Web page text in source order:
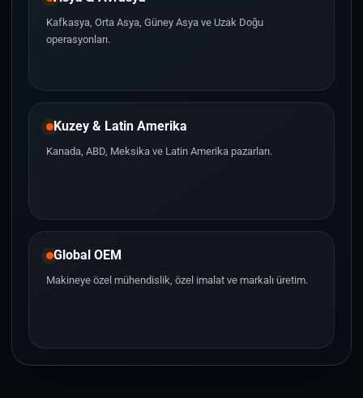
Kafkasya, Orta Asya, Güney Asya ve Uzak Doğu
operasyonları.
Kuzey & Latin Amerika
Kanada, ABD, Meksika ve Latin Amerika pazarları.
Global OEM
Makineye özel mühendislik, özel imalat ve markalı üretim.